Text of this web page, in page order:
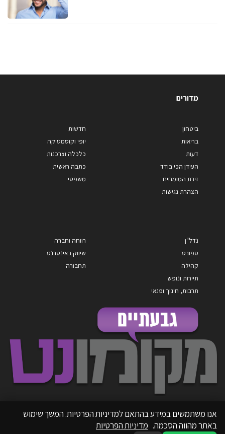
מדורים
ביטחון
בריאות
דעות
העידן הכי בודד
זירת המומחים
הצהרת נגישות
חדשות
יופי וקוסמטיקה
כלכלה וצרכנות
כתבה ראשית
משפטי
נדל"ן
ספורט
קהילה
תיירות ונופש
תרבות, חינוך ופנאי
רווחה וחברה
שיווק באינטרנט
תחבורה
אנו משתמשים במידע בהתאם למדיניות הפרטיות. המשך שימוש
באתר מהווה הסכמה. מדיניות הפרטיות